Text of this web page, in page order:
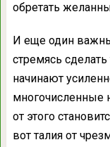
обретать
И еще один
стремясь
начинают
многочисленные
от этого
вот талия от